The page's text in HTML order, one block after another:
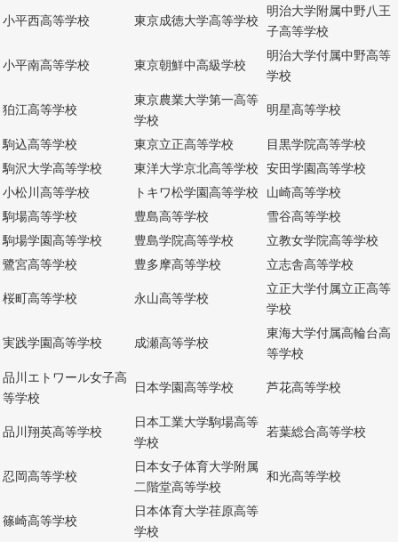
小平西高等学校 東京成徳大学高等学校
明治大学附属中野八王
子高等学校
小平南高等学校 東京朝鮮中高級学校
明治大学付属中野高等
学校
狛江高等学校
東京農業大学第一高等
学校
明星高等学校
駒込高等学校 東京立正高等学校
目黒学院高等学校
駒沢大学高等学校
東洋大学京北高等学校
安田学園高等学校
小松川高等学校
トキワ松学園高等学校
山崎高等学校
駒場高等学校
豊島高等学校
雪谷高等学校
駒場学園高等学校
豊島学院高等学校
立教女学院高等学校
鷺宮高等学校
豊多摩高等学校 立志舎高等学校
桜町高等学校 永山高等学校
立正大学付属立正高等
学校
実践学園高等学校 成瀬高等学校
東海大学付属高輪台高
等学校
品川エトワール女子高
等学校
日本学園高等学校 芦花高等学校
品川翔英高等学校
日本工業大学駒場高等
学校
若葉総合高等学校
忍岡高等学校
日本女子体育大学附属
二階堂高等学校
和光高等学校
篠崎高等学校
日本体育大学荏原高等
学校